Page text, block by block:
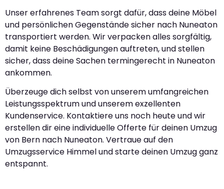
Unser erfahrenes Team sorgt dafür, dass deine Möbel
und persönlichen Gegenstände sicher nach Nuneaton
transportiert werden. Wir verpacken alles sorgfältig,
damit keine Beschädigungen auftreten, und stellen
sicher, dass deine Sachen termingerecht in Nuneaton
ankommen.
Überzeuge dich selbst von unserem umfangreichen
Leistungsspektrum und unserem exzellenten
Kundenservice. Kontaktiere uns noch heute und wir
erstellen dir eine individuelle Offerte für deinen Umzug
von Bern nach Nuneaton. Vertraue auf den
Umzugsservice Himmel und starte deinen Umzug ganz
entspannt.